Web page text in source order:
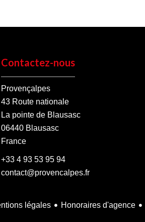
Contactez-nous
Provençalpes
43 Route nationale
La pointe de Blausasc
06440 Blausasc
France
+33 4 93 53 95 94
contact@provencalpes.fr
légales Honoraires d'agence